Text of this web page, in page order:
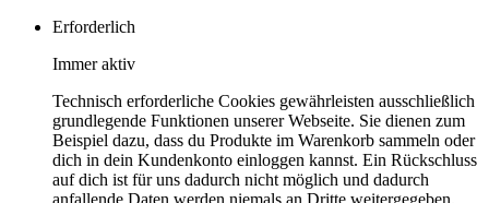
Erforderlich
Immer aktiv
Technisch erforderliche Cookies gewährleisten ausschließlich
grundlegende Funktionen unserer Webseite. Sie dienen zum
Beispiel dazu, dass du Produkte im Warenkorb sammeln oder
dich in dein Kundenkonto einloggen kannst. Ein Rückschluss
auf dich ist für uns dadurch nicht möglich und dadurch
anfallende Daten werden niemals an Dritte weitergegeben.